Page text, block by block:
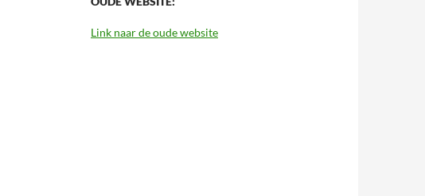
Link naar de oude website